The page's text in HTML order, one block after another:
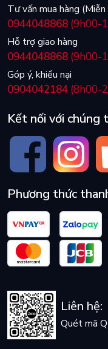
Tư vấn mua hàng (Miễn
0944048868 (9h00-
Hỗ trợ giao hàng
0944048868 (9h00-
Góp ý, khiếu nại
0904042184 (8h00-
Kết nối với chúng
Phương thức
Liên hệ:
Quét mã